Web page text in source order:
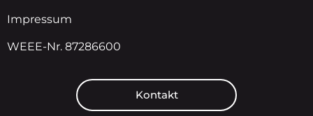
Impressum
WEEE-Nr. 87286600
Kontakt